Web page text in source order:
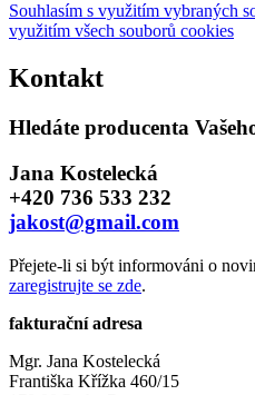
Souhlasím s využitím vybraných
využitím všech souborů cookies
Kontakt
Hledáte producenta
Jana Kostelecká
+420 736 533 232
jakost@gmail.com
Přejete-li si být informováni o
zaregistrujte se zde.
fakturační adresa
Mgr. Jana Kostelecká
Františka Křížka 460/15